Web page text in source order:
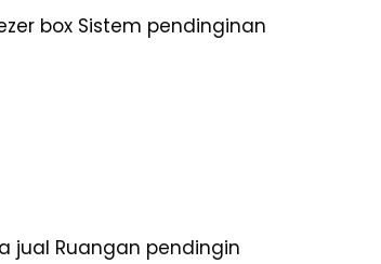
box Sistem pendinginan
jual Ruangan pendingin